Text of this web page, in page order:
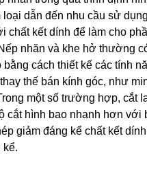
loại dẫn đến nhu cầu sử
chất kết dính để làm cho
nhăn và khe hở thường
bằng cách thiết kế các tính
thế bán kính góc, như
một số trường hợp, cắt
cắt hình bao nhanh hơn với
giảm đáng kể chất kết
kể.